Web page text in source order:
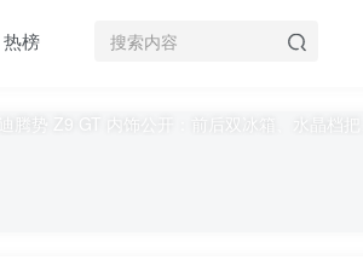
热榜